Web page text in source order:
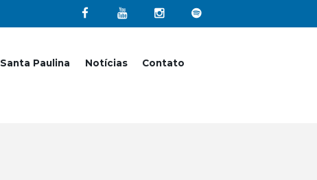
Paulina Notícias Contato